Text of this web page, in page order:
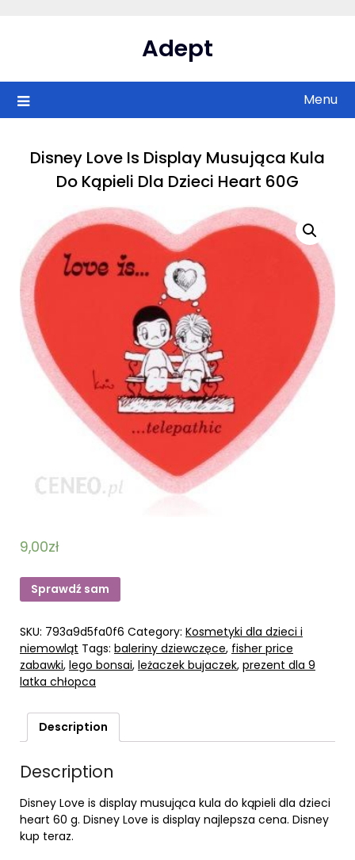
Adept
Menu
Disney Love Is Display Musująca Kula
Do Kąpieli Dla Dzieci Heart 60G
9,00zł
Sprawdź sam
SKU: 793a9d5fa0f6 Category: Kosmetyki dla dzieci i
niemowląt Tags: baleriny dziewczęce, fisher price
zabawki, lego bonsai, leżaczek bujaczek, prezent dla 9
latka chłopca
Description
Description
Disney Love is display musująca kula do kąpieli dla dzieci
heart 60 g. Disney Love is display najlepsza cena. Disney
kup teraz.